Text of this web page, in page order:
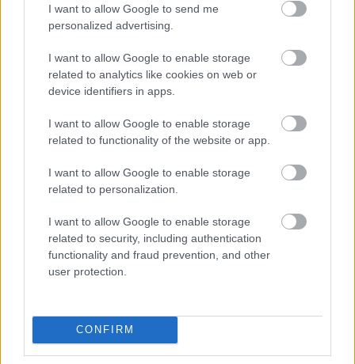
I want to allow Google to send me
personalized advertising.
I want to allow Google to enable storage
related to analytics like cookies on web or
device identifiers in apps.
I want to allow Google to enable storage
related to functionality of the website or app.
I want to allow Google to enable storage
related to personalization.
I want to allow Google to enable storage
related to security, including authentication
functionality and fraud prevention, and other
user protection.
CONFIRM
SÚVISIACE
Výborný broskyňový džem bez otravných